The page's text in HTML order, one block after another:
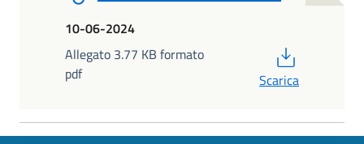
10-06-2024
Allegato 3.77 KB formato
pdf
Scarica